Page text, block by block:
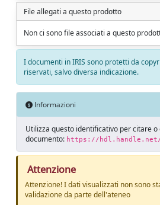
File allegati a questo prodotto
Non ci sono file associati a questo
I documenti in IRIS sono protetti da
riservati, salvo diversa indicazione.
Informazioni
Utilizza questo identificativo per citare
documento: https://hdl.handle.net/
Attenzione
Attenzione! I dati visualizzati non sono
validazione da parte dell'ateneo